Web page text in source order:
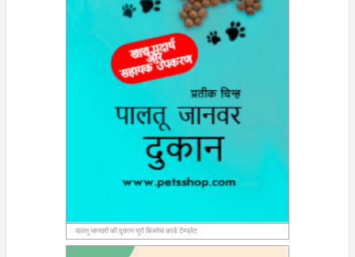
पालतू जानवरों की दुकान यूरो बिजनेस कार्ड टेम्पलेट